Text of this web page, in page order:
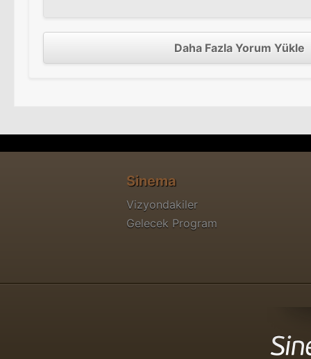
Daha Fazla Yorum Yükle
Sinema
Vizyondakiler
Gelecek Program